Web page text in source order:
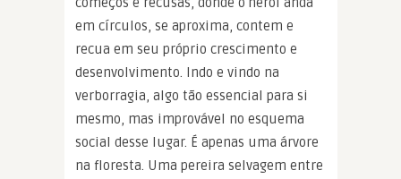
em círculos, se aproxima, contem e
recua em seu próprio crescimento e
desenvolvimento. Indo e vindo na
verborragia, algo tão essencial para si
mesmo, mas improvável no esquema
social desse lugar. É apenas uma árvore
na floresta. Uma pereira selvagem entre